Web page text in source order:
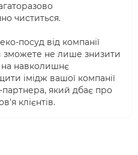
чиститься.
посуд від компанії
зможете не лише знизити
на навколишнє
імідж вашої компанії
партнера, який дбає про
клієнтів.